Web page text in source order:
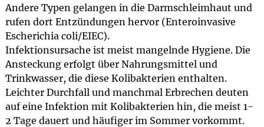
Andere Typen gelangen in die Darmschleimhaut und
rufen dort Entzündungen hervor (Enteroinvasive
Escherichia coli/EIEC).
Infektionsursache ist meist mangelnde Hygiene. Die
Ansteckung erfolgt über Nahrungsmittel und
Trinkwasser, die diese Kolibakterien enthalten.
Leichter Durchfall und manchmal Erbrechen deuten
auf eine Infektion mit Kolibakterien hin, die meist 1-
2 Tage dauert und häufiger im Sommer vorkommt.